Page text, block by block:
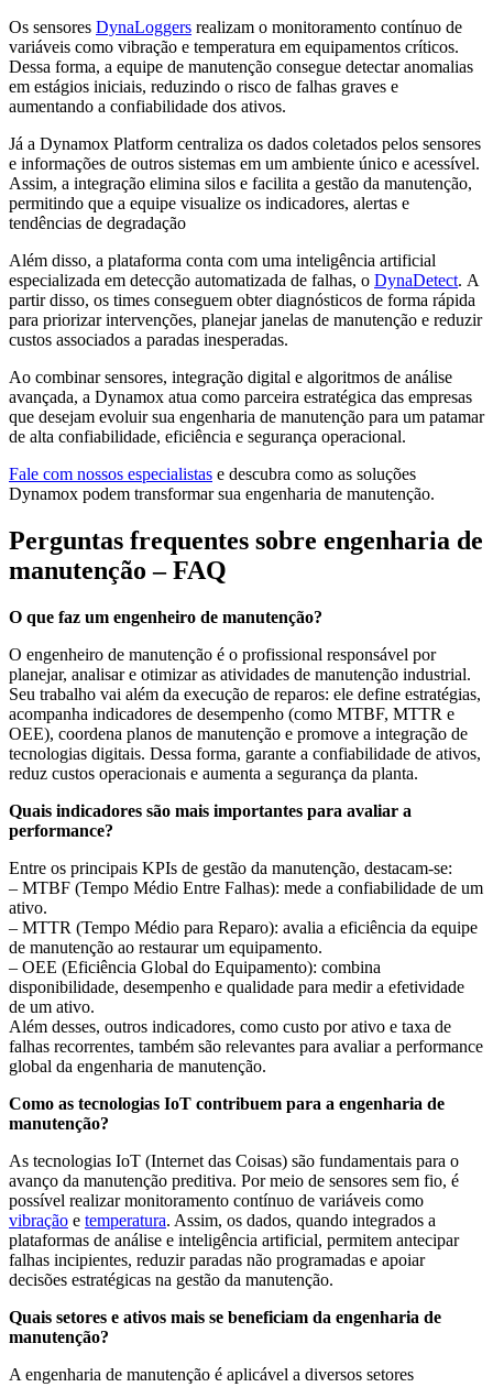
Os sensores DynaLoggers realizam o monitoramento contínuo de
variáveis como vibração e temperatura em equipamentos críticos.
Dessa forma, a equipe de manutenção consegue detectar anomalias
em estágios iniciais, reduzindo o risco de falhas graves e
aumentando a confiabilidade dos ativos.
Já a Dynamox Platform centraliza os dados coletados pelos sensores
e informações de outros sistemas em um ambiente único e acessível.
Assim, a integração elimina silos e facilita a gestão da manutenção,
permitindo que a equipe visualize os indicadores, alertas e
tendências de degradação
Além disso, a plataforma conta com uma inteligência artificial
especializada em detecção automatizada de falhas, o DynaDetect. A
partir disso, os times conseguem obter diagnósticos de forma rápida
para priorizar intervenções, planejar janelas de manutenção e reduzir
custos associados a paradas inesperadas.
Ao combinar sensores, integração digital e algoritmos de análise
avançada, a Dynamox atua como parceira estratégica das empresas
que desejam evoluir sua engenharia de manutenção para um patamar
de alta confiabilidade, eficiência e segurança operacional.
Fale com nossos especialistas e descubra como as soluções
Dynamox podem transformar sua engenharia de manutenção.
Perguntas frequentes sobre engenharia de
manutenção – FAQ
O que faz um engenheiro de manutenção?
O engenheiro de manutenção é o profissional responsável por
planejar, analisar e otimizar as atividades de manutenção industrial.
Seu trabalho vai além da execução de reparos: ele define estratégias,
acompanha indicadores de desempenho (como MTBF, MTTR e
OEE), coordena planos de manutenção e promove a integração de
tecnologias digitais. Dessa forma, garante a confiabilidade de ativos,
reduz custos operacionais e aumenta a segurança da planta.
Quais indicadores são mais importantes para avaliar a
performance?
Entre os principais KPIs de gestão da manutenção, destacam-se:
– MTBF (Tempo Médio Entre Falhas): mede a confiabilidade de um
ativo.
– MTTR (Tempo Médio para Reparo): avalia a eficiência da equipe
de manutenção ao restaurar um equipamento.
– OEE (Eficiência Global do Equipamento): combina
disponibilidade, desempenho e qualidade para medir a efetividade
de um ativo.
Além desses, outros indicadores, como custo por ativo e taxa de
falhas recorrentes, também são relevantes para avaliar a performance
global da engenharia de manutenção.
Como as tecnologias IoT contribuem para a engenharia de
manutenção?
As tecnologias IoT (Internet das Coisas) são fundamentais para o
avanço da manutenção preditiva. Por meio de sensores sem fio, é
possível realizar monitoramento contínuo de variáveis como
vibração e temperatura. Assim, os dados, quando integrados a
plataformas de análise e inteligência artificial, permitem antecipar
falhas incipientes, reduzir paradas não programadas e apoiar
decisões estratégicas na gestão da manutenção.
Quais setores e ativos mais se beneficiam da engenharia de
manutenção?
A engenharia de manutenção é aplicável a diversos setores